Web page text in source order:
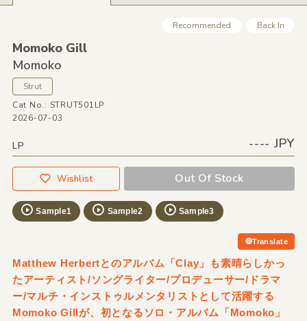
Recommended Back In
Momoko Gill
Momoko
Strut
Cat No.: STRUT501LP
2026-07-03
LP ---- JPY
Wishlist Out Of Stock
Sample1 Sample2 Sample3
Translate
Matthew Herbertとのアルバム「Clay」も素晴らしかっ
たアーティスト/ソングライター/プロデューサー/ドラマ
ー/マルチ・インストゥルメンタリストとして活躍する
Momoko Gillが、初となるソロ・アルバム「Momoko」